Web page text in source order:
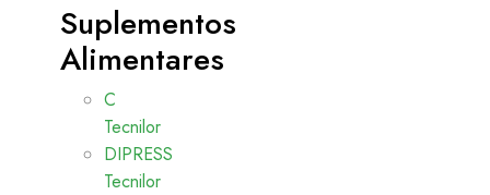
Suplementos
Alimentares
C
Tecnilor
DIPRESS
Tecnilor